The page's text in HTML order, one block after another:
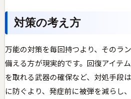
対策の考え方
万能の対策を毎回持つより、そのラ
備える方が現実的です。回復アイテ
を取れる武器の確保など、対処手段
に防ぐより、発症前に被弾を減らし